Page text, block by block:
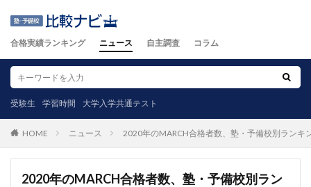
合格実績ランキング ニュース 自主調査 コラム
受験生 学習時間 大学入学共通テスト
HOME ニュース 2020年のMARCH合格者数、塾・予備校別ラン
2020年のMARCH合格者数、塾・予備校別ラン